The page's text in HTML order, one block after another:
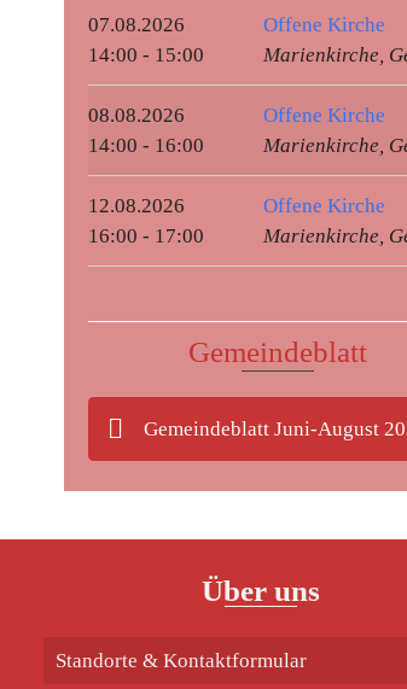
07.08.2026
14:00 - 15:00
Offene Kirche
Marienkirche,
08.08.2026
14:00 - 16:00
Offene Kirche
Marienkirche,
12.08.2026
16:00 - 17:00
Offene Kirche
Marienkirche,
Gemeindeblatt
Gemeindeblatt Juni-August
Über uns
Standorte & Kontaktformular